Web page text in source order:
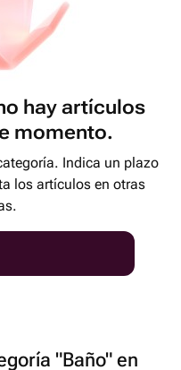
hay artículos
momento.
Indica un plazo
los artículos en otras
"Baño" en